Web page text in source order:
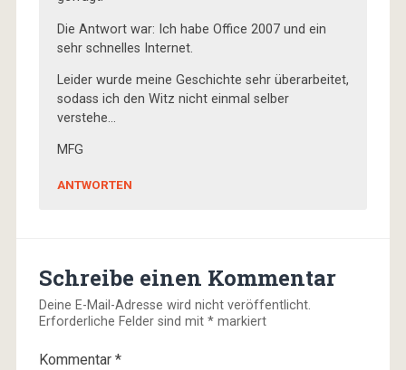
Die Antwort war: Ich habe Office 2007 und ein
sehr schnelles Internet.
Leider wurde meine Geschichte sehr überarbeitet,
sodass ich den Witz nicht einmal selber
verstehe…
MFG
ANTWORTEN
Schreibe einen Kommentar
Deine E-Mail-Adresse wird nicht veröffentlicht.
Erforderliche Felder sind mit *markiert
Kommentar *